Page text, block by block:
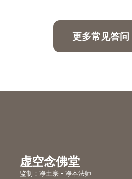
更多常见答问
虚空念佛堂
监制：净土宗 • 净本法师